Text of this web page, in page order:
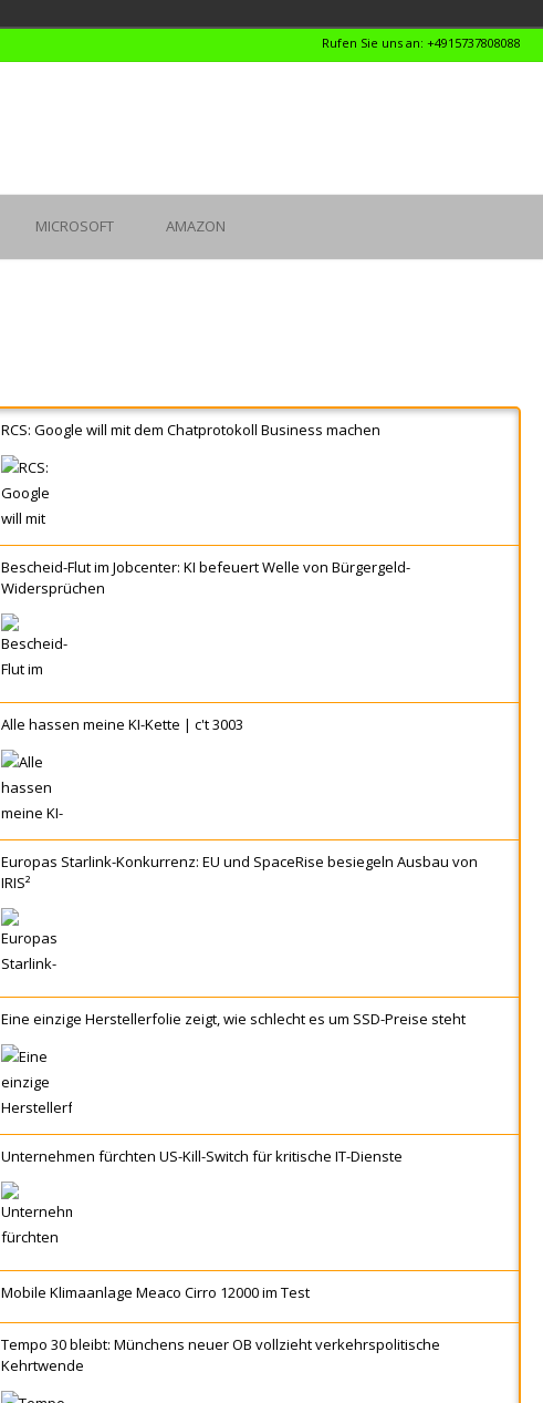
Rufen Sie uns an: +4915737808088
MICROSOFT AMAZON
RCS: Google will mit dem Chatprotokoll Business machen
Bescheid-Flut im Jobcenter: KI befeuert Welle von Bürgergeld-
Widersprüchen
Alle hassen meine KI-Kette | c't 3003
Europas Starlink-Konkurrenz: EU und SpaceRise besiegeln Ausbau von
IRIS²
Eine einzige Herstellerfolie zeigt, wie schlecht es um SSD-Preise steht
Unternehmen fürchten US-Kill-Switch für kritische IT-Dienste
Mobile Klimaanlage Meaco Cirro 12000 im Test
Tempo 30 bleibt: Münchens neuer OB vollzieht verkehrspolitische
Kehrtwende